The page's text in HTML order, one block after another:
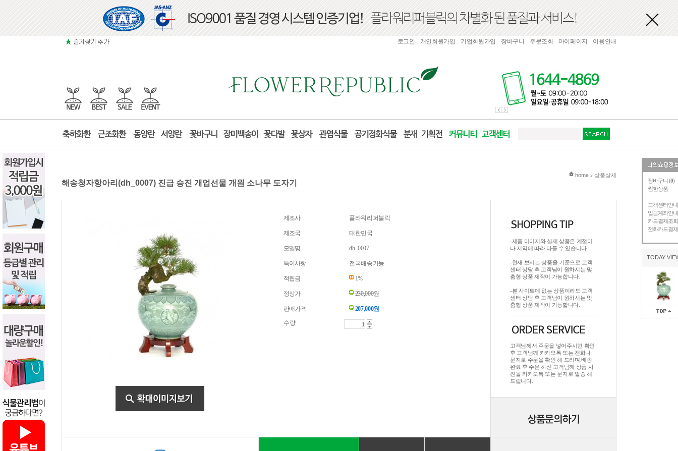
장바구니 (0)
찜한상품
고객센터안내
입금계좌안내
카드결제조회
전화카드결제
TODAY
로그인 개인회원가입 기업회원가입 장바구니 주문조회 마이페이지 이용안내
현재 위치
home > 상품상세
해송청자항아리(dh_0007) 진급 승진 개업선물 개원 소나무 도자기
제조사 플라워리퍼블릭
제조국 대한민국
모델명 dh_0007
특이사항 전국배송가능
적립금 1%
정상가 230,000원
판매가격 207,000원
수량
-제품 이미지와 실제 상품은 계절이
나 지역에 따라 다를 수 있습니다.
-현재 보시는 상품을 기준으로 고객
센터 상담 후 고객님이 원하시는 맞
춤형 상품 제작이 가능합니다.
-본 사이트에 없는 상품이라도 고객
센터 상담 후 고객님이 원하시는 맞
춤형 상품 제작이 가능합니다.
고객님께서 주문을 넣어주시면 확인
후 고객님께 카카오톡 또는 전화나
문자로 주문을 확인 해 드리며.배송
완료 후 주문 하신 고객님께 상품 사
진을 카카오톡 또는 문자로 발송 해
드립니다.